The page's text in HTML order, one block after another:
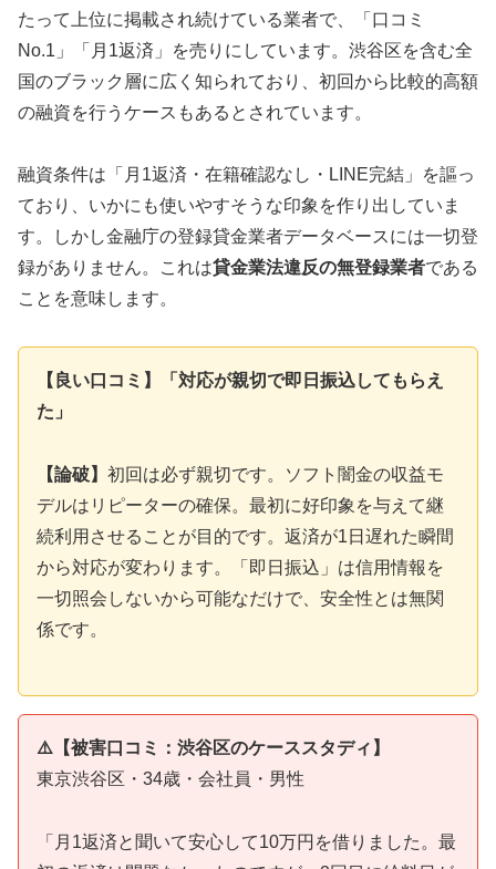
たって上位に掲載され続けている業者で、「口コミ
No.1」「月1返済」を売りにしています。渋谷区を含む全
国のブラック層に広く知られており、初回から比較的高額
の融資を行うケースもあるとされています。
融資条件は「月1返済・在籍確認なし・LINE完結」を謳っ
ており、いかにも使いやすそうな印象を作り出していま
す。しかし金融庁の登録貸金業者データベースには一切登
録がありません。これは貸金業法違反の無登録業者である
ことを意味します。
【良い口コミ】「対応が親切で即日振込してもらえ
た」
【論破】 初回は必ず親切です。ソフト闇金の収益モ
デルはリピーターの確保。最初に好印象を与えて継
続利用させることが目的です。返済が1日遅れた瞬間
から対応が変わります。「即日振込」は信用情報を
一切照会しないから可能なだけで、安全性とは無関
係です。
⚠️【被害口コミ：渋谷区のケーススタディ】
東京渋谷区・34歳・会社員・男性
「月1返済と聞いて安心して10万円を借りました。最